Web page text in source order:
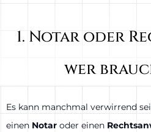
1. Notar oder
wer
Es kann manchmal verwirrend
einen Notar oder einen